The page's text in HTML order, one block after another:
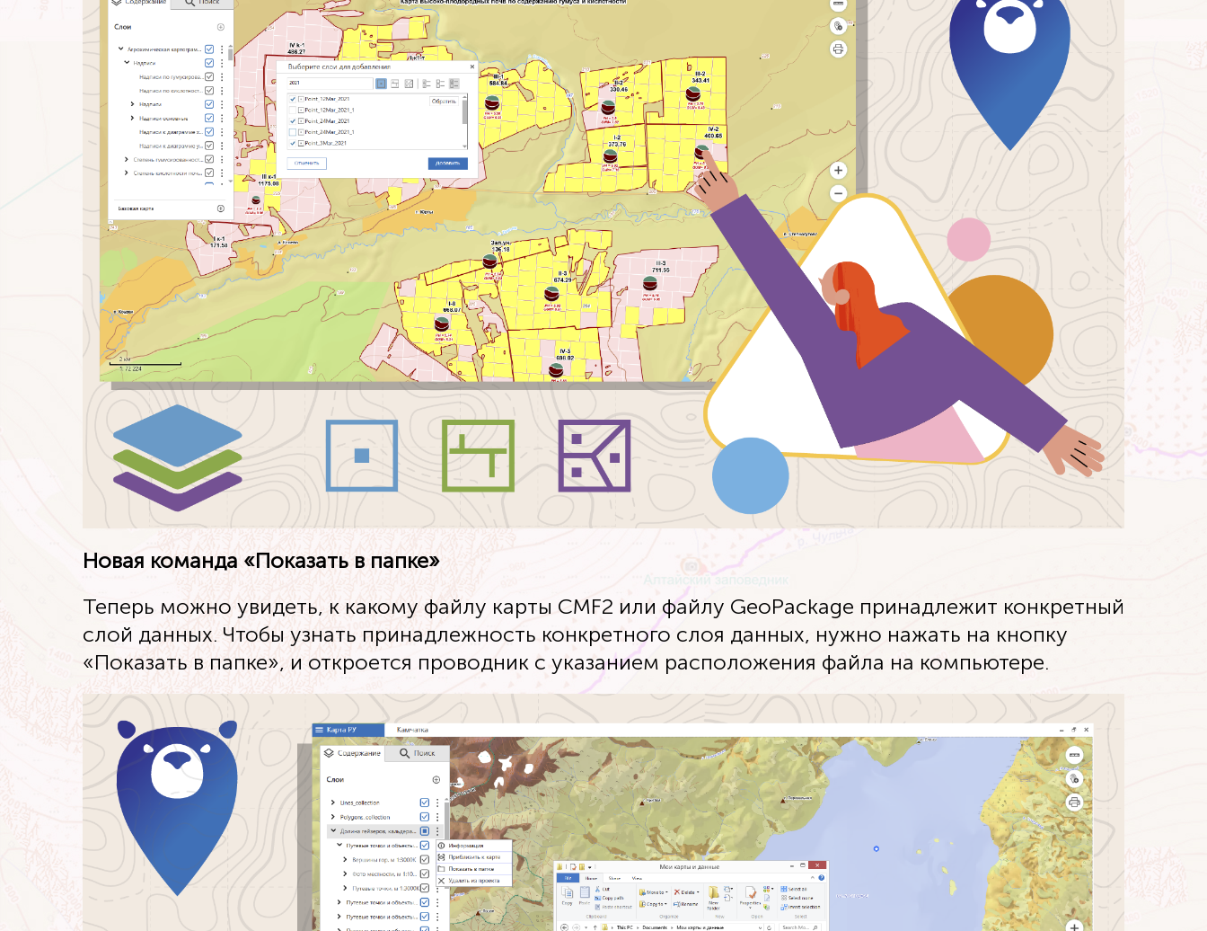
Новая команда «Показать в папке»
Теперь можно увидеть, к какому файлу карты CMF2 или файлу GeoPackage принадлежит конкретный
слой данных. Чтобы узнать принадлежность конкретного слоя данных, нужно нажать на кнопку
«Показать в папке», и откроется проводник с указанием расположения файла на компьютере.